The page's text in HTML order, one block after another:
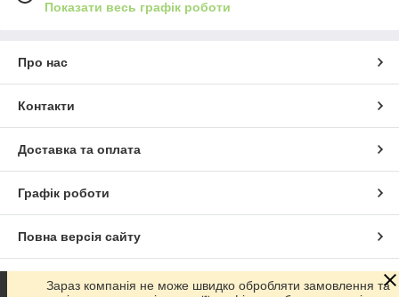
Показати весь графік роботи
Про нас
Контакти
Доставка та оплата
Графік роботи
Повна версія сайту
Сайт створено на маркетплейсіProm.ua
Зараз компанія не може швидко обробляти замовлення та